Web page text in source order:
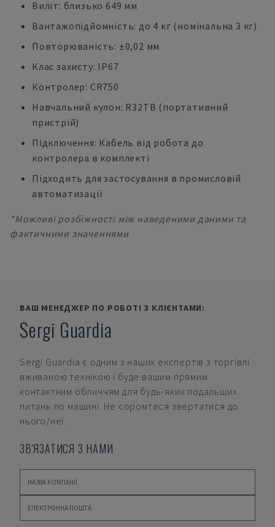
Виліт: близько 649 мм
Вантажопідйомність: до 4 кг (номінальна 3 кг)
Повторюваність: ±0,02 мм
Клас захисту: IP67
Контролер: CR750
Навчальний кулон: R32TB (портативний
пристрій)
Підключення: Кабель від робота до
контролера в комплекті
Підходить для застосування в промисловій
автоматизації
*Можливі розбіжності між наведеними даними та
фактичними значеннями
ВАШ МЕНЕДЖЕР ПО РОБОТІ З КЛІЄНТАМИ:
Sergi Guardia
Sergi Guardia є одним з наших експертів з торгівлі
вживаною технікою і буде вашим прямим
контактним обличчям для будь-яких подальших
питань по машині. Не соромтеся звертатися до
нього/неї.
ЗВ'ЯЗАТИСЯ З НАМИ